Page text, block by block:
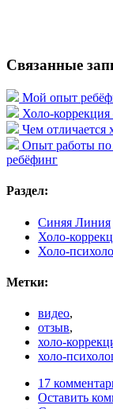
Связанные
Мой опыт
Холо-
Чем отличается
Опыт работы по
ребёфинг
Раздел:
Синяя Линия
Холо-
Холо-
Метки:
видео,
отзыв,
холо-
холо-
17
Оставить